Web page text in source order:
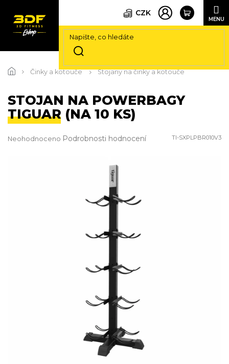
na
CZK
Činky a kotouče Stojany na činky a kotouče
STOJAN NA POWERBAGY
TIGUAR (NA 10 KS)
TI-SXPLPBR010V3
Průměrné
Neohodnoceno Podrobnosti hodnocení